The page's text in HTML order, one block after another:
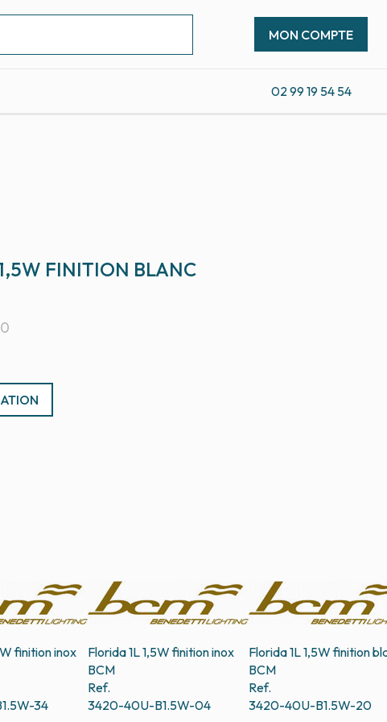
MON COMPTE
02 99 19 54 54
FINITION BLANC
finition inox
34
Florida 1L 1,5W finition inox
BCM
Ref.
3420-40U-B1.5W-04
Florida 1L 1,5W finition
BCM
Ref.
3420-40U-B1.5W-20